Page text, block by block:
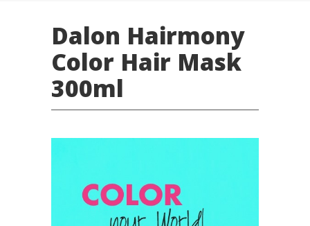
Dalon Hairmony
Color Hair Mask
300ml